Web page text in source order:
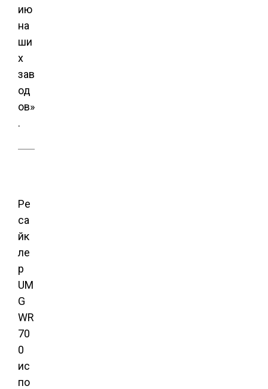
ию
на
ши
х
зав
од
ов»
.
Ре
са
йк
ле
р
UM
G
WR
70
0
ис
по